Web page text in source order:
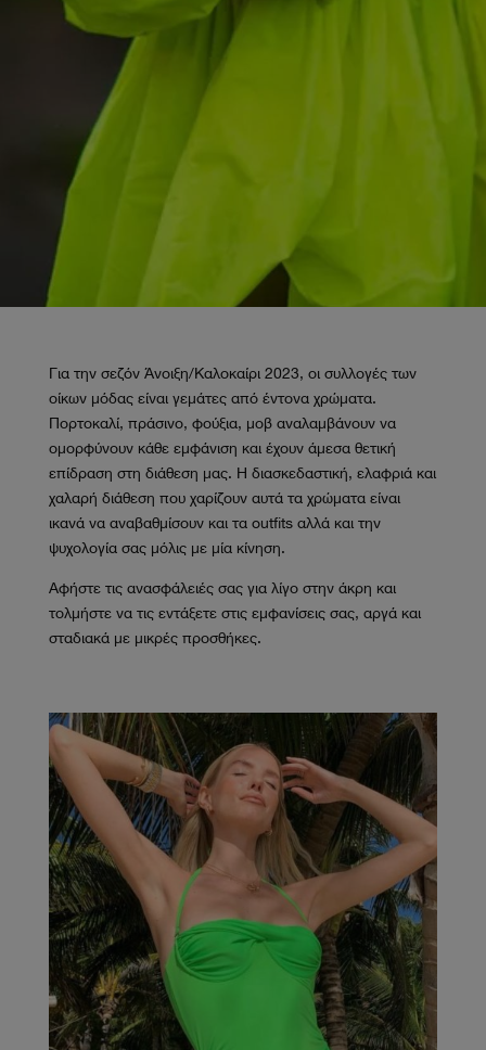
Για την σεζόν Άνοιξη/Καλοκαίρι 2023, οι συλλογές των
οίκων μόδας είναι γεμάτες από έντονα χρώματα.
Πορτοκαλί, πράσινο, φούξια, μοβ αναλαμβάνουν να
ομορφύνουν κάθε εμφάνιση και έχουν άμεσα θετική
επίδραση στη διάθεση μας. Η διασκεδαστική, ελαφριά και
χαλαρή διάθεση που χαρίζουν αυτά τα χρώματα είναι
ικανά να αναβαθμίσουν και τα outfits αλλά και την
ψυχολογία σας μόλις με μία κίνηση.
Αφήστε τις ανασφάλειές σας για λίγο στην άκρη και
τολμήστε να τις εντάξετε στις εμφανίσεις σας, αργά και
σταδιακά με μικρές προσθήκες.